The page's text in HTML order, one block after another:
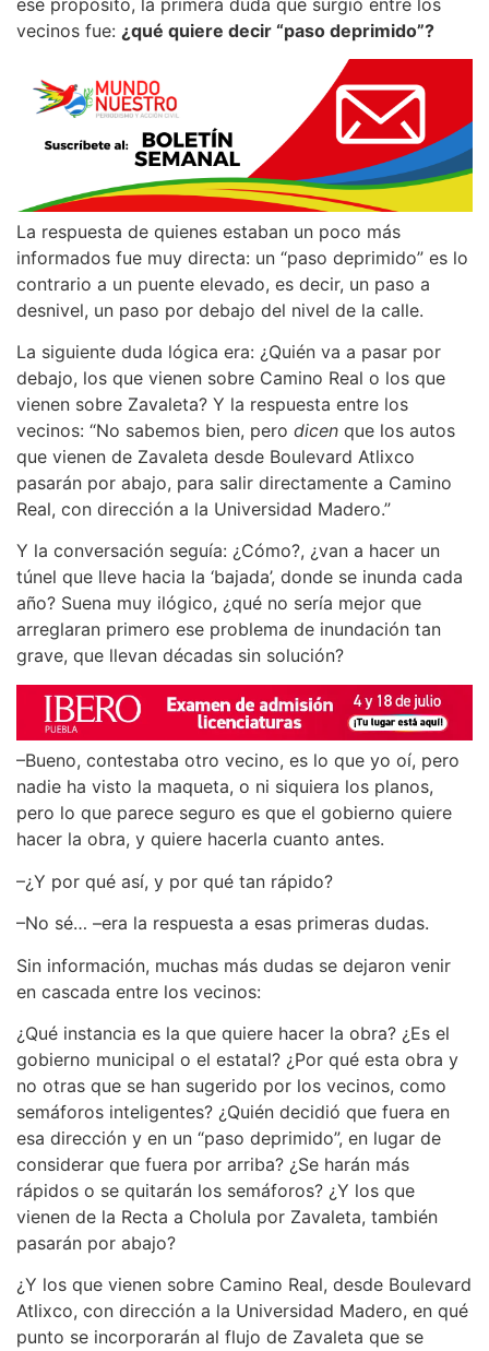
vecinos fue: ¿qué quiere decir “paso deprimido”?
La respuesta de quienes estaban un poco más
informados fue muy directa: un “paso deprimido” es lo
contrario a un puente elevado, es decir, un paso a
desnivel, un paso por debajo del nivel de la calle.
La siguiente duda lógica era: ¿Quién va a pasar por
debajo, los que vienen sobre Camino Real o los que
vienen sobre Zavaleta? Y la respuesta entre los
vecinos: “No sabemos bien, pero dicen que los autos
que vienen de Zavaleta desde Boulevard Atlixco
pasarán por abajo, para salir directamente a Camino
Real, con dirección a la Universidad Madero.”
Y la conversación seguía: ¿Cómo?, ¿van a hacer un
túnel que lleve hacia la ‘bajada’, donde se inunda cada
año? Suena muy ilógico, ¿qué no sería mejor que
arreglaran primero ese problema de inundación tan
grave, que llevan décadas sin solución?
–Bueno, contestaba otro vecino, es lo que yo oí, pero
nadie ha visto la maqueta, o ni siquiera los planos,
pero lo que parece seguro es que el gobierno quiere
hacer la obra, y quiere hacerla cuanto antes.
–¿Y por qué así, y por qué tan rápido?
–No sé… –era la respuesta a esas primeras dudas.
Sin información, muchas más dudas se dejaron venir
en cascada entre los vecinos:
¿Qué instancia es la que quiere hacer la obra? ¿Es el
gobierno municipal o el estatal? ¿Por qué esta obra y
no otras que se han sugerido por los vecinos, como
semáforos inteligentes? ¿Quién decidió que fuera en
esa dirección y en un “paso deprimido”, en lugar de
considerar que fuera por arriba? ¿Se harán más
rápidos o se quitarán los semáforos? ¿Y los que
vienen de la Recta a Cholula por Zavaleta, también
pasarán por abajo?
¿Y los que vienen sobre Camino Real, desde Boulevard
Atlixco, con dirección a la Universidad Madero, en qué
punto se incorporarán al flujo de Zavaleta que se